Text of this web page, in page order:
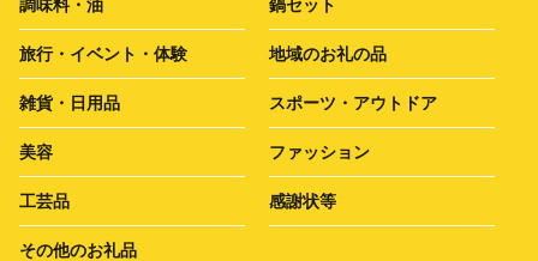
調味料・油 鍋セット
旅行・イベント・体験 地域のお礼の品
雑貨・日用品 スポーツ・アウトドア
美容 ファッション
工芸品 感謝状等
その他のお礼品